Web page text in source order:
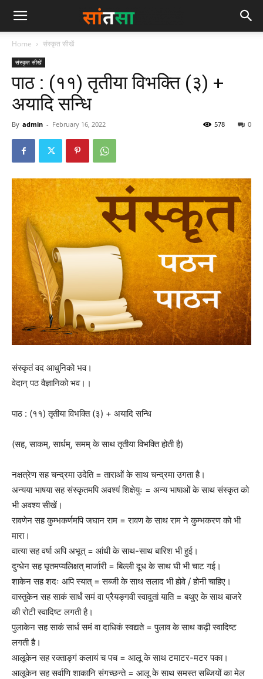
Home संस्कृत सीखें
संस्कृत सीखें
पाठ : (११) तृतीया विभक्ति (३) +
अयादि सन्धि
By admin - February 16, 2022 0
578
संस्कृतं वद आधुनिको भव।
वेदान् पठ वैज्ञानिको भव।।
पाठ : (११) तृतीया विभक्ति (३) + अयादि सन्धि
(सह, साकम्, सार्धम्, समम् के साथ तृतीया विभक्ति होती है)
नक्षत्रेण सह चन्द्रमा उदेति = ताराओं के साथ चन्द्रमा उगता है।
अन्यया भाषया सह संस्कृतमपि अवश्यं शिक्षेयुः = अन्य भाषाओं के साथ संस्कृत को
भी अवश्य सीखें।
रावणेन सह कुम्भकर्णमपि जघान राम = रावण के साथ राम ने कुम्भकरण को भी
मारा।
वात्या सह वर्षा अपि अभूत् = आंधी के साथ-साथ बारिश भी हुई।
दुग्धेन सह घृतमप्यलिक्षत् मार्जारी = बिल्ली दूध के साथ घी भी चाट गई।
शाकेन सह शदः अपि स्यात् = सब्जी के साथ सलाद भी होवे / होनी चाहिए।
वास्तुकेन सह साकं सार्धं समं वा प्रैयङ्गवी स्वादुतां याति = बथुए के साथ बाजरे
की रोटी स्वादिष्ट लगती है।
पुलाकेन सह साकं सार्धं समं वा दाधिकं स्वद्यते = पुलाव के साथ कढ़ी स्वादिष्ट
लगती है।
आलूकेन सह रक्ताङ्गं कलायं च पच = आलू के साथ टमाटर-मटर पका।
आलूकेन सह सर्वाणि शाकानि संगच्छन्ते = आलू के साथ समस्त सब्जियों का मेल